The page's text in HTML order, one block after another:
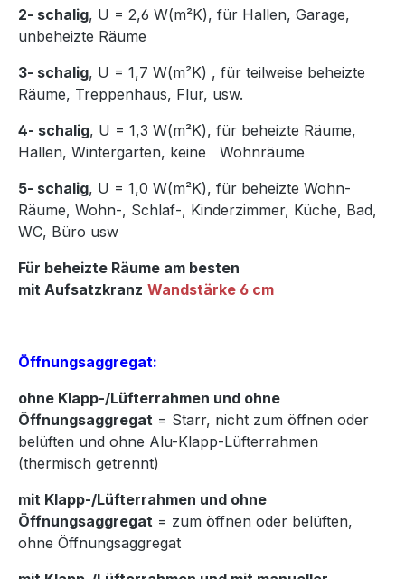
2- schalig, U = 2,6 W(m²K), für Hallen, Garage,
unbeheizte Räume
3- schalig, U = 1,7 W(m²K) , für teilweise beheizte
Räume, Treppenhaus, Flur, usw.
4- schalig, U = 1,3 W(m²K), für beheizte Räume,
Hallen, Wintergarten, keine Wohnräume
5- schalig, U = 1,0 W(m²K), für beheizte Wohn-
Räume, Wohn-, Schlaf-, Kinderzimmer, Küche, Bad,
WC, Büro usw
Für beheizte Räume am besten
mit Aufsatzkranz Wandstärke 6 cm
Öffnungsaggregat:
ohne Klapp-/Lüfterrahmen und ohne
Öffnungsaggregat = Starr, nicht zum öffnen oder
belüften und ohne Alu-Klapp-Lüfterrahmen
(thermisch getrennt)
mit Klapp-/Lüfterrahmen und ohne
Öffnungsaggregat = zum öffnen oder belüften,
ohne Öffnungsaggregat